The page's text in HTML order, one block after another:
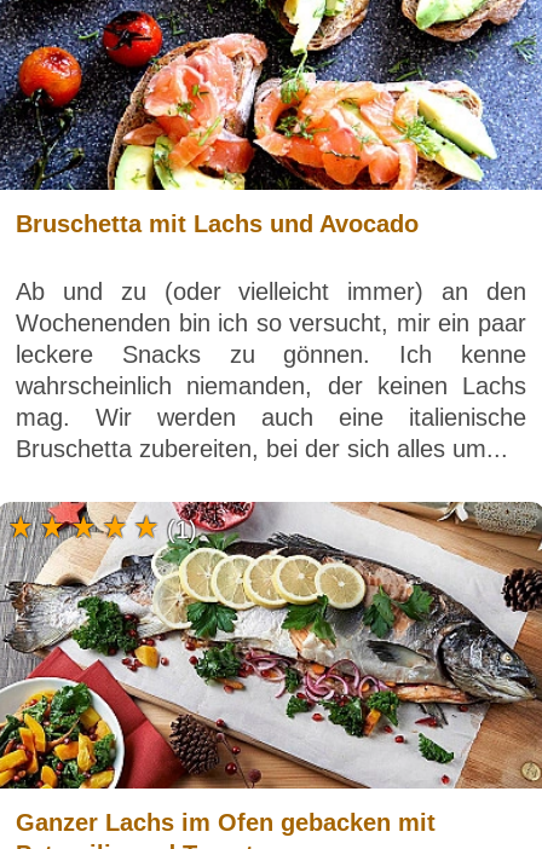
Bruschetta mit Lachs und Avocado
Ab und zu (oder vielleicht immer) an den
Wochenenden bin ich so versucht, mir ein paar
leckere Snacks zu gönnen. Ich kenne
wahrscheinlich niemanden, der keinen Lachs
mag. Wir werden auch eine italienische
Bruschetta zubereiten, bei der sich alles um...
Ganzer Lachs im Ofen gebacken mit
(1)